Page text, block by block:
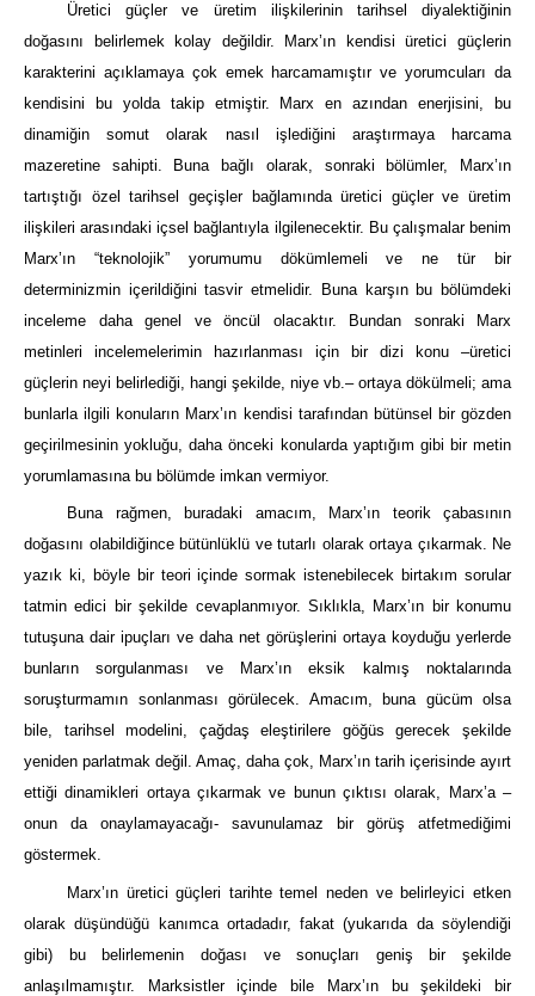
Üretici güçler ve üretim ilişkilerinin tarihsel diyalektiğinin
doğasını belirlemek kolay değildir. Marx’ın kendisi üretici güçlerin
karakterini açıklamaya çok emek harcamamıştır ve yorumcuları da
kendisini bu yolda takip etmiştir. Marx en azından enerjisini, bu
dinamiğin somut olarak nasıl işlediğini araştırmaya harcama
mazeretine sahipti. Buna bağlı olarak, sonraki bölümler, Marx’ın
tartıştığı özel tarihsel geçişler bağlamında üretici güçler ve üretim
ilişkileri arasındaki içsel bağlantıyla ilgilenecektir. Bu çalışmalar benim
Marx’ın “teknolojik” yorumumu dökümlemeli ve ne tür bir
determinizmin içerildiğini tasvir etmelidir. Buna karşın bu bölümdeki
inceleme daha genel ve öncül olacaktır. Bundan sonraki Marx
metinleri incelemelerimin hazırlanması için bir dizi konu –üretici
güçlerin neyi belirlediği, hangi şekilde, niye vb.– ortaya dökülmeli; ama
bunlarla ilgili konuların Marx’ın kendisi tarafından bütünsel bir gözden
geçirilmesinin yokluğu, daha önceki konularda yaptığım gibi bir metin
yorumlamasına bu bölümde imkan vermiyor.
Buna rağmen, buradaki amacım, Marx’ın teorik çabasının
doğasını olabildiğince bütünlüklü ve tutarlı olarak ortaya çıkarmak. Ne
yazık ki, böyle bir teori içinde sormak istenebilecek birtakım sorular
tatmin edici bir şekilde cevaplanmıyor. Sıklıkla, Marx’ın bir konumu
tutuşuna dair ipuçları ve daha net görüşlerini ortaya koyduğu yerlerde
bunların sorgulanması ve Marx’ın eksik kalmış noktalarında
soruşturmamın sonlanması görülecek. Amacım, buna gücüm olsa
bile, tarihsel modelini, çağdaş eleştirilere göğüs gerecek şekilde
yeniden parlatmak değil. Amaç, daha çok, Marx’ın tarih içerisinde ayırt
ettiği dinamikleri ortaya çıkarmak ve bunun çıktısı olarak, Marx’a –
onun da onaylamayacağı- savunulamaz bir görüş atfetmediğimi
göstermek.
Marx’ın üretici güçleri tarihte temel neden ve belirleyici etken
olarak düşündüğü kanımca ortadadır, fakat (yukarıda da söylendiği
gibi) bu belirlemenin doğası ve sonuçları geniş bir şekilde
anlaşılmamıştır. Marksistler içinde bile Marx’ın bu şekildeki bir